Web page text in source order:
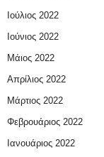
Ιούλιος 2022
Ιούνιος 2022
Μάιος 2022
Απρίλιος 2022
Μάρτιος 2022
Φεβρουάριος 2022
Ιανουάριος 2022